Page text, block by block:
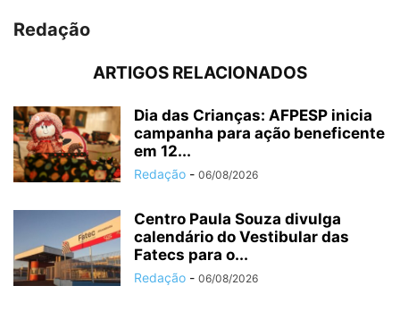
Redação
ARTIGOS RELACIONADOS
Dia das Crianças: AFPESP inicia
campanha para ação beneficente
em 12...
Redação - 06/08/2026
Centro Paula Souza divulga
calendário do Vestibular das
Fatecs para o...
Redação - 06/08/2026